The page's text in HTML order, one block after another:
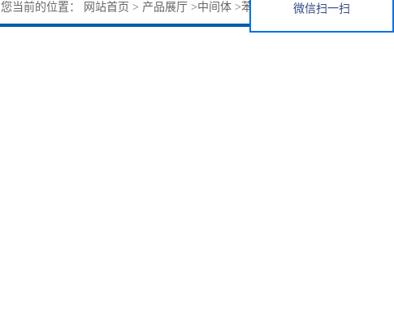
您当前的位置： 网站首页 > 产品展厅 >中间体 >苯甲酰氯 现货库存
微信扫一扫